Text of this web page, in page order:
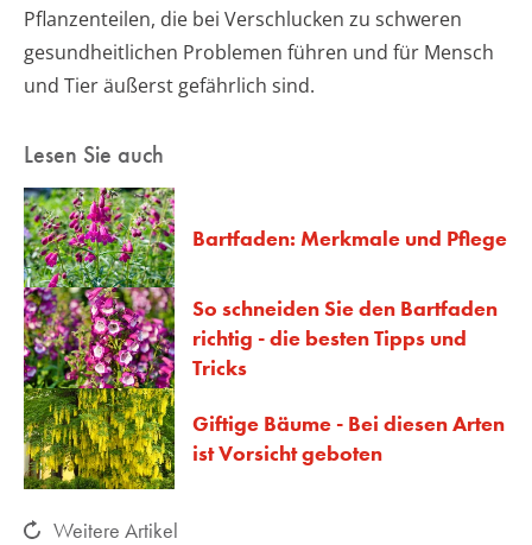
Pflanzenteilen, die bei Verschlucken zu schweren
gesundheitlichen Problemen führen und für Mensch
und Tier äußerst gefährlich sind.
Lesen Sie auch
Bartfaden: Merkmale und Pflege
So schneiden Sie den Bartfaden
richtig - die besten Tipps und
Tricks
Giftige Bäume - Bei diesen Arten
ist Vorsicht geboten
Weitere Artikel